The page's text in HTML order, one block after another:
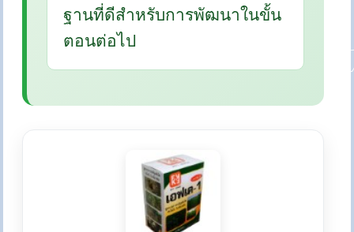
ฐานที่ดีสำหรับการพัฒนาในขั้น
ตอนต่อไป